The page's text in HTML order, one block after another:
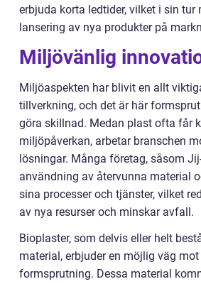
erbjuda korta ledtider, vilket i sin tur
lansering av nya produkter på
Miljövänlig
Miljöaspekten har blivit en allt
tillverkning, och det är här
göra skillnad. Medan plast ofta får
miljöpåverkan, arbetar branschen
lösningar. Många företag, såsom
användning av återvunna material
sina processer och tjänster, vilket
av nya resurser och minskar avfall.
Bioplaster, som delvis eller helt
material, erbjuder en möjlig väg
formsprutning. Dessa material